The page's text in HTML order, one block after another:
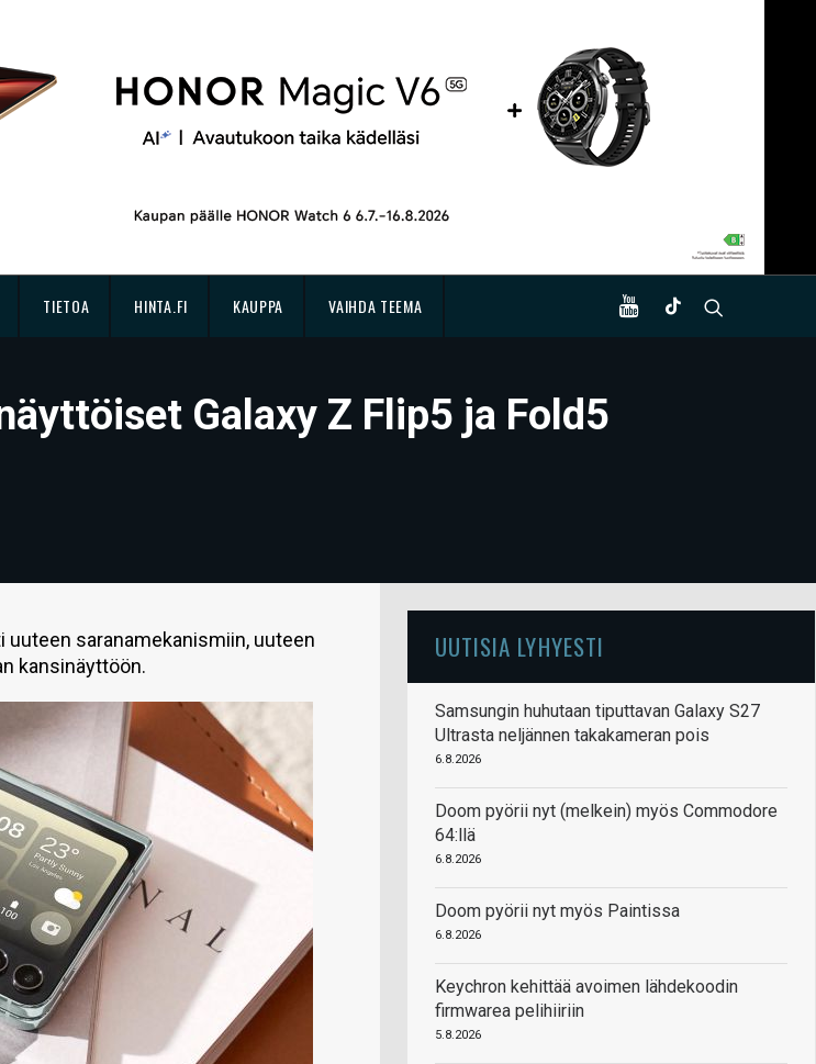
TIETOA HINTA.FI KAUPPA VAIHDA TEEMA
Galaxy Z Flip5 ja Fold5
saranamekanismiin, uuteen
kansinäyttöön.
UUTISIA LYHYESTI
Samsungin huhutaan tiputtavan Galaxy S27
Ultrasta neljännen takakameran pois
6.8.2026
Doom pyörii nyt (melkein) myös Commodore
64:llä
6.8.2026
Doom pyörii nyt myös Paintissa
6.8.2026
Keychron kehittää avoimen lähdekoodin
firmwarea pelihiiriin
5.8.2026